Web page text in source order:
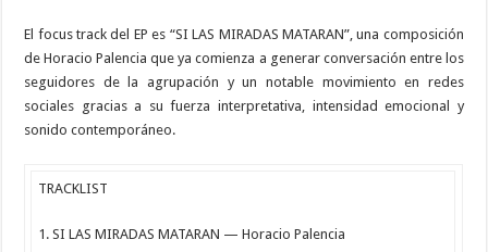
El focus track del EP es “SI LAS MIRADAS MATARAN”, una composición
de Horacio Palencia que ya comienza a generar conversación entre los
seguidores de la agrupación y un notable movimiento en redes
sociales gracias a su fuerza interpretativa, intensidad emocional y
sonido contemporáneo.
TRACKLIST
1. SI LAS MIRADAS MATARAN — Horacio Palencia